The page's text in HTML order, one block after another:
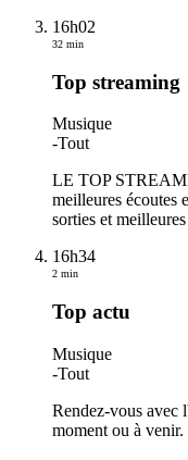
16h02
32 min
Top streaming
Musique
-Tout
LE TOP
meilleures écoutes
sorties et
16h34
2 min
Top actu
Musique
-Tout
Rendez-vous avec
moment ou à venir.